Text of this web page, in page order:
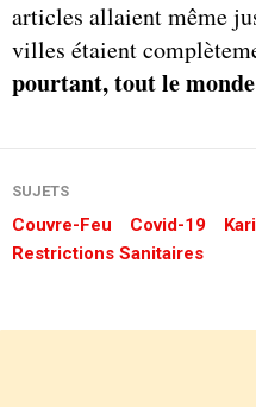
articles allaient même
villes étaient
pourtant, tout le
SUJETS
Couvre-Feu Covid-19
Restrictions Sanitaires